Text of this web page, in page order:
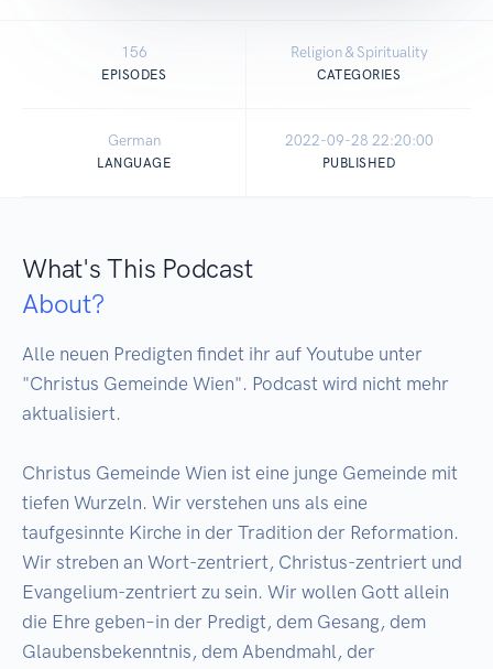
156
EPISODES
Religion & Spirituality
CATEGORIES
German
LANGUAGE
2022-09-28 22:20:00
PUBLISHED
What's This Podcast
About?
Alle neuen Predigten findet ihr auf Youtube unter
"Christus Gemeinde Wien". Podcast wird nicht mehr
aktualisiert.
Christus Gemeinde Wien ist eine junge Gemeinde mit
tiefen Wurzeln. Wir verstehen uns als eine
taufgesinnte Kirche in der Tradition der Reformation.
Wir streben an Wort-zentriert, Christus-zentriert und
Evangelium-zentriert zu sein. Wir wollen Gott allein
die Ehre geben–in der Predigt, dem Gesang, dem
Glaubensbekenntnis, dem Abendmahl, der